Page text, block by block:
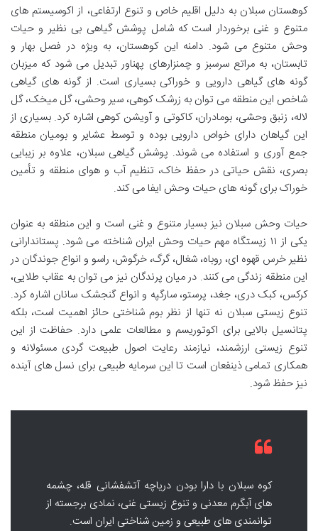
کوهستان سبلان به دلیل اقلیم خاص و تنوع ارتفاعی، از اکوسیستم های
متنوع و غنی برخوردار است که شامل پوشش گیاهی بی نظیر و حیات
وحش متنوع می شود. دامنه این کوهستان، به ویژه در فصل بهار و
تابستان، به مراتع سرسبز و چمنزارهای پهناور تبدیل می شود که میزبان
گونه های گیاهی دارویی و خوراکی بسیاری است. از گونه های گیاهی
شاخص این منطقه می توان به زرشک کوهی، سیر وحشی، گل میخک، گل
لاله، زنبق وحشی، بومادران، کاکوتی و آویشن کوهی اشاره کرد. بسیاری از
این گیاهان دارای خواص دارویی بوده و توسط عشایر و بومیان منطقه
جمع آوری و استفاده می شوند. پوشش گیاهی سبلان، علاوه بر زیبایی
بصری، نقش حیاتی در حفظ خاک، تنظیم آب و هوای منطقه و تأمین
خوراک برای گونه های حیات وحش ایفا می کند.
حیات وحش سبلان نیز بسیار متنوع و غنی است و این منطقه به عنوان
یکی از ۱۱ زیستگاه مهم حیات وحش ایران شناخته می شود. پستاندارانی
نظیر خرس قهوه ای، روباه، شغال، گرگ، خرگوش، راسو و انواع جوندگان در
این منطقه زندگی می کنند. در میان پرندگان نیز می توان به عقاب طلایی،
کرکس، کبک دری، جغد، پرستو، سارگپه و انواع گنجشک سانان اشاره کرد.
تنوع زیستی سبلان نه تنها از نظر بوم شناختی حائز اهمیت است، بلکه
پتانسیل بالایی برای اکوتوریسم و مطالعات علمی دارد. حفاظت از این
تنوع زیستی ارزشمند، نیازمند رعایت اصول طبیعت گردی مسئولانه و
همکاری تمامی ذینفعان است تا این سرمایه طبیعی برای نسل های آینده
نیز حفظ شود.
کوه سبلان با دارا بودن دریاچه آتشفشانی قله، چشمه
های آبگرم معدنی و تنوع زیستی غنی، نمادی برجسته از
توانمندی های طبیعی و زمین شناختی ایران است.